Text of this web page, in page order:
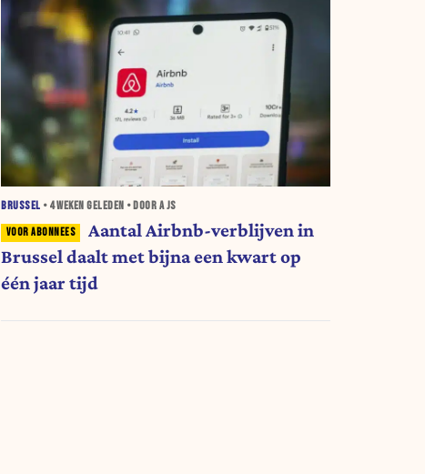
BRUSSEL • 4 WEKEN GELEDEN • DOOR A JS
Aantal Airbnb-verblijven in
Brussel daalt met bijna een kwart op
één jaar tijd